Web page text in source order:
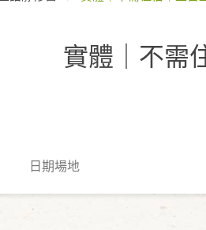
實體｜不需
日期場地